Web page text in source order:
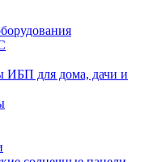
ИБП для дома, дачи и